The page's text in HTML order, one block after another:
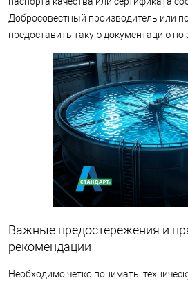
Добросовестный производитель или
предоставить такую документацию по
Важные предостережения и
рекомендации
Необходимо четко понимать: